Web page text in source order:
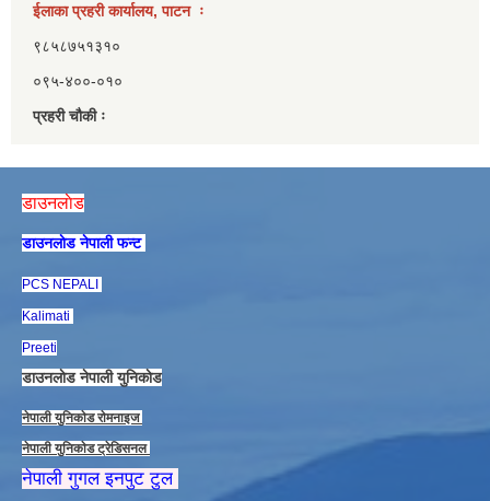
ईलाका प्रहरी कार्यालय, पाटन ः
९८५८७५१३१०
०९५-४००-०१०
प्रहरी चौकी ः
डाउनलाेड
डाउनलाेड नेपाली फन्ट
PCS NEPALI
Kalimati
Preeti
डाउनलाेड नेपाली युनिकाेड
नेपाली युनिकाेड राेमनाइज
नेपाली युनिकाेड ट्रेडिसनल
नेपाली गुगल इनपुट टुल